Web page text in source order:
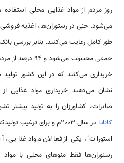
روز مردم از مواد غذایی محلی
می‌شود. حتی در رستوران‌ها، اغذیه
طور کامل رعایت می‌کنند. بنابر بررسی
جمعی محسوب می‌شود
خریداری می‌کنند که در این کشور
نشان می‌دهند خریداری مواد غذایی
صادرات، کشاورزان را به تولید بیشتر
کانادا
در سال 2003م و برای ترغیب
استورات"، یکی از فعالان مواد
رستوران‌ها فقط منوهای محلی با مواد